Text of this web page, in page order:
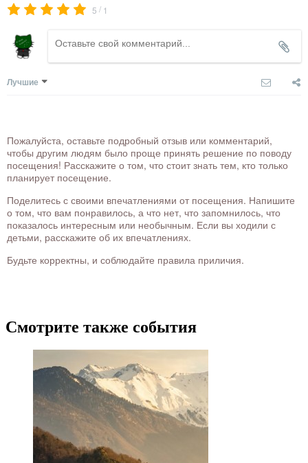
5 / 1
Лучшие
Пожалуйста, оставьте подробный отзыв или комментарий,
чтобы другим людям было проще принять решение по поводу
посещения! Расскажите о том, что стоит знать тем, кто только
планирует посещение.
Поделитесь с своими впечатлениями от посещения. Напишите
о том, что вам понравилось, а что нет, что запомнилось, что
показалось интересным или необычным. Если вы ходили с
детьми, расскажите об их впечатлениях.
Будьте корректны, и соблюдайте правила приличия.
Смотрите также события